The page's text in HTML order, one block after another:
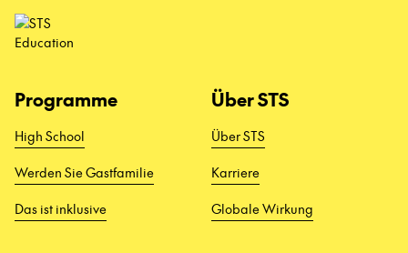
Programme
High School
Werden Sie Gastfamilie
Das ist inklusive
Über STS
Über STS
Karriere
Globale Wirkung